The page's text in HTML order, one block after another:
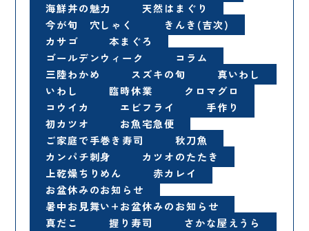
海鮮丼の魅力
天然はまぐり
今が旬 穴しゃく
きんき(吉次)
カサゴ
本まぐろ
ゴールデンウィーク
コラム
三陸わかめ
スズキの旬
真いわし
いわし
臨時休業
クロマグロ
コウイカ
エビフライ
手作り
初カツオ
お魚宅急便
ご家庭で手巻き寿司
秋刀魚
カンパチ刺身
カツオのたたき
上乾燥ちりめん
赤カレイ
お盆休みのお知らせ
暑中お見舞い+お盆休みのお知らせ
真だこ
握り寿司
さかな屋えうら